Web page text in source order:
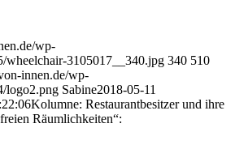
wp-
wheelchair-3105017__340.jpg 340 510
innen.de/wp-
logo2.png Sabine2018-05-11
Kolumne: Restaurantbesitzer und ihre
Räumlichkeiten“: